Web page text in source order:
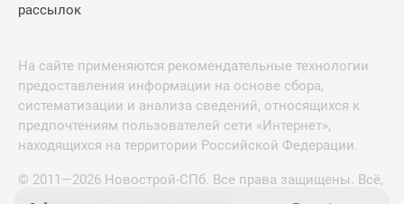
рассылок
На сайте применяются рекомендательные технологии
предоставления информации на основе сбора,
систематизации и анализа сведений, относящихся к
предпочтениям пользователей сети «Интернет»,
находящихся на территории Российской Федерации.
© 2011—2026 Новострой-СПб. Все права защищены. Всё,
что нужно знать о новостройках